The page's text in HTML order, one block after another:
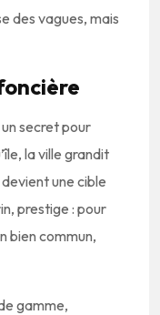
des vagues, mais
secret pour
la ville grandit
une cible
prestige : pour
bien commun,
gamme,